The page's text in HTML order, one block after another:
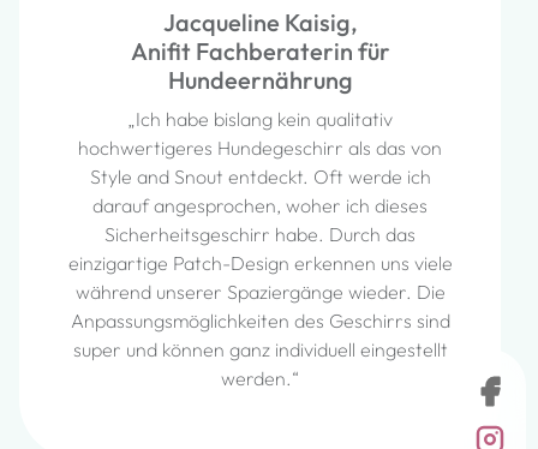
Rita Kampmann,
Freude am Hund Hundeschule
„Ich empfehle die Hundegeschirre von
StyleSnout, da sie durchdacht und für die
Bedürfnisse von Hund und Halter perfekt
geeignet sind. Man merkt, dass die Produkte
mit viel Hundeliebe und Sachverstand
entwickelt werden. Ich empfehle die
Geschirre gerne an unsere Kunden und
angehenden Hundetrainer weiter zumal
sogar die Möglichkeit besteht einen eigenen
Patch zu kreieren und somit gleich eine
eigene, individuelle Marke zu entwickeln. Tolle